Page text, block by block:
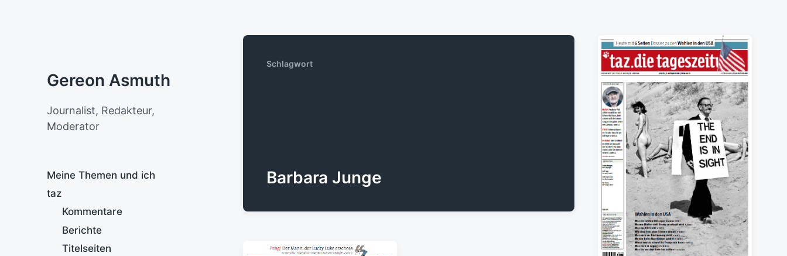
Gereon Asmuth
Journalist, Redakteur,
Moderator
Meine Themen und ich
taz
Kommentare
Berichte
Titelseiten
Schlagwort
Barbara Junge